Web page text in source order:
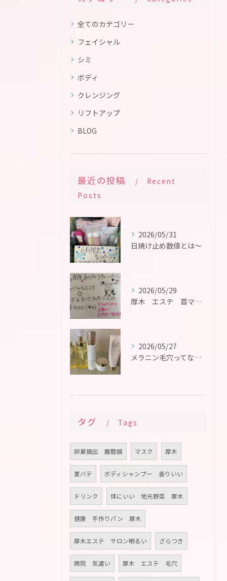
全てのカテゴリー
フェイシャル
シミ
ボディ
クレンジング
リフトアップ
BLOG
最近の投稿
Recent
Posts
2026/05/31
日焼け止め数値とは〜
2026/05/29
厚木 エステ 首マッサージ
2026/05/27
メラニン毛穴ってなに？
タグ Tags
卵巣摘出 腹腔鏡 マスク 厚木
夏バテ ボディシャンプー 香りいい
ドリンク 体にいい 地元野菜 厚木
健康 手作りパン 厚木
厚木エステ サロン明るい ざらつき
病院 気遣い 厚木 エステ 毛穴